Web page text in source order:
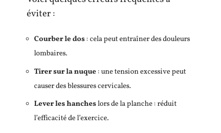
éviter :
Courber le dos: cela peut entraîner des douleurs
lombaires.
Tirer sur la nuque : une tension excessive peut
causer des blessures cervicales.
Lever les hancheslors de la planche : réduit
l’efficacité de l’exercice.